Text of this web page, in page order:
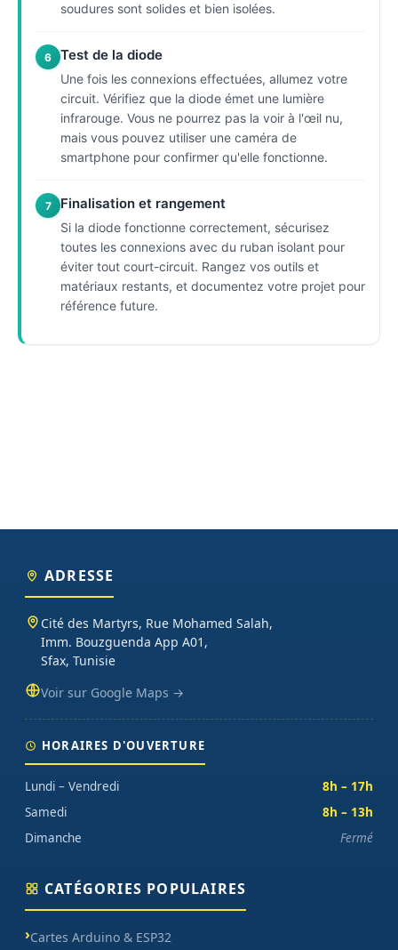
soudures sont solides et bien isolées.
6 Test de la diode
Une fois les connexions effectuées, allumez votre
circuit. Vérifiez que la diode émet une lumière
infrarouge. Vous ne pourrez pas la voir à l'œil nu,
mais vous pouvez utiliser une caméra de
smartphone pour confirmer qu'elle fonctionne.
7 Finalisation et rangement
Si la diode fonctionne correctement, sécurisez
toutes les connexions avec du ruban isolant pour
éviter tout court-circuit. Rangez vos outils et
matériaux restants, et documentez votre projet pour
référence future.
ADRESSE
Cité des Martyrs, Rue Mohamed Salah,
Imm. Bouzguenda App A01,
Sfax, Tunisie
Voir sur Google Maps →
HORAIRES D'OUVERTURE
Lundi – Vendredi
8h – 17h
Samedi
8h – 13h
Dimanche
Fermé
CATÉGORIES POPULAIRES
Cartes Arduino & ESP32